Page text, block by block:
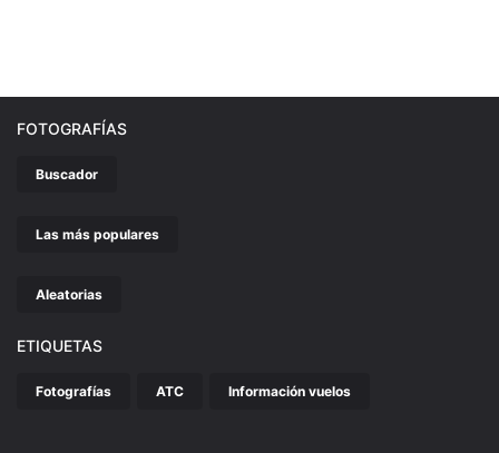
FOTOGRAFÍAS
Buscador
Las más populares
Aleatorias
ETIQUETAS
Fotografías ATC Información vuelos